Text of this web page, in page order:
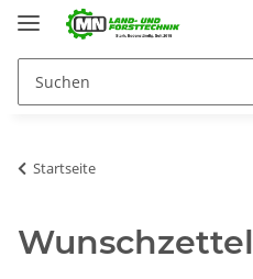
Startseite
Wunschzettel